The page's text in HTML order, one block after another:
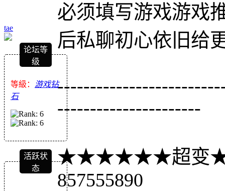
tae
论坛等
级
等級： 游戏钻
石
活跃状
态
必须填写游戏游戏
后私聊初心依旧给
----------------------
★★★★★★超变
857555890